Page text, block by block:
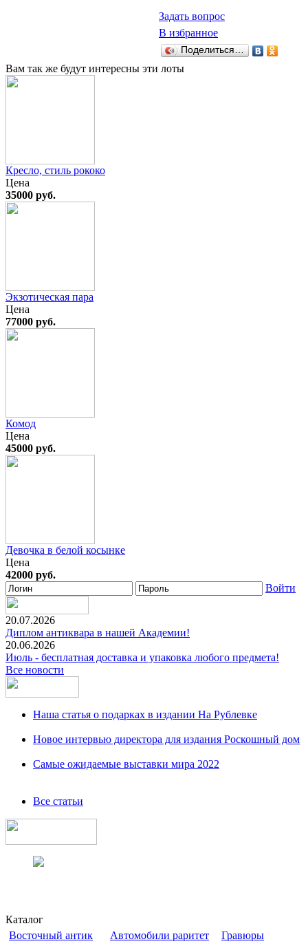
Задать вопрос
В избранное
Поделиться…
Вам так же будут интересны эти лоты
Кресло, стиль рококо
Цена
35000 руб.
Экзотическая пара
Цена
77000 руб.
Комод
Цена
45000 руб.
Девочка в белой косынке
Цена
42000 руб.
Войти
20.07.2026
Диплом антиквара в нашей Академии!
20.06.2026
Июль - бесплатная доставка и упаковка любого предмета!
Все новости
Наша статья о подарках в издании На Рублевке
Новое интервью директора для издания Роскошный дом
Самые ожидаемые выставки мира 2022
Все статьи
Каталог
Восточный антик
Автомобили раритет
Гравюры